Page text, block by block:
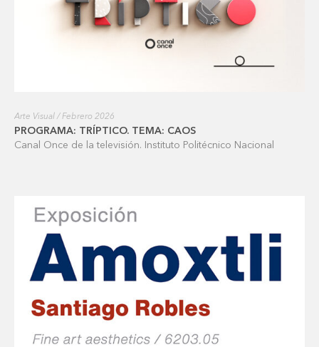
Arte Visual / Febrero 2026
PROGRAMA: TRÍPTICO. TEMA: CAOS
Canal Once de la televisión. Instituto Politécnico Nacional